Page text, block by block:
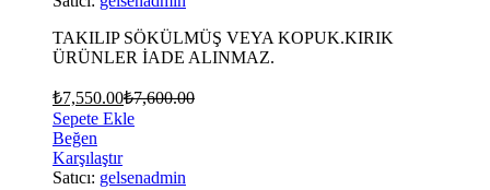
TAKILIP SÖKÜLMÜŞ VEYA KOPUK.KIRIK
ÜRÜNLER İADE ALINMAZ.
₺7,550.00₺7,600.00
Sepete Ekle
Beğen
Karşılaştır
Satıcı: gelsenadmin